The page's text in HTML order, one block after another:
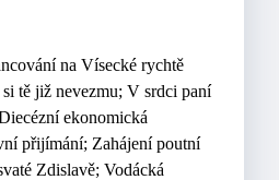
na Vísecké rychtě
tě již nevezmu; V srdci paní
ekonomická
přijímání; Zahájení poutní
Zdislavě; Vodácká